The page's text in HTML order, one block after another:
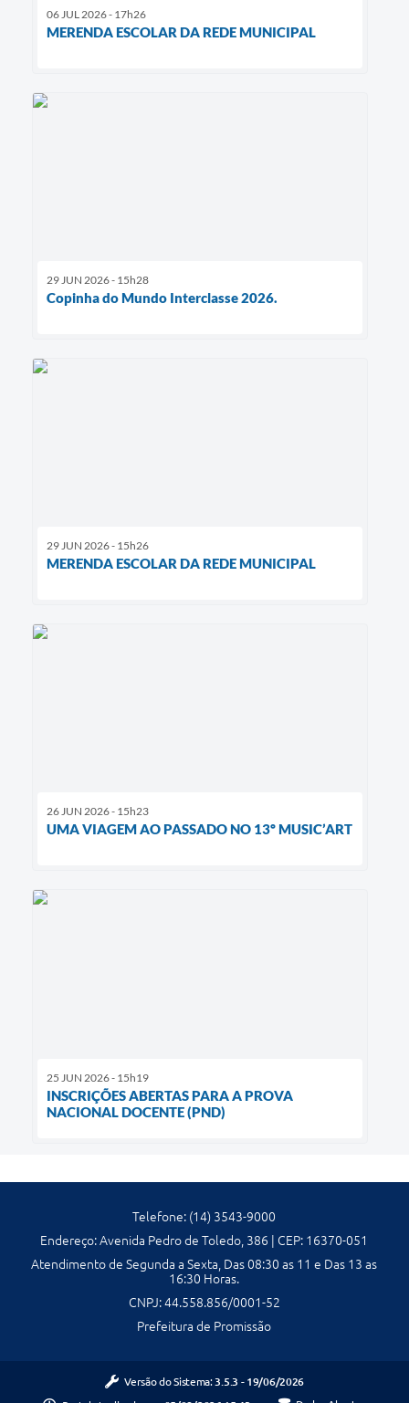
06 JUL 2026 - 17h26
MERENDA ESCOLAR DA REDE MUNICIPAL
29 JUN 2026 - 15h28
Copinha do Mundo Interclasse 2026.
29 JUN 2026 - 15h26
MERENDA ESCOLAR DA REDE MUNICIPAL
26 JUN 2026 - 15h23
UMA VIAGEM AO PASSADO NO 13º MUSIC’ART
25 JUN 2026 - 15h19
INSCRIÇÕES ABERTAS PARA A PROVA
NACIONAL DOCENTE (PND)
Telefone: (14) 3543-9000
Endereço: Avenida Pedro de Toledo, 386 | CEP: 16370-051
Atendimento de Segunda a Sexta, Das 08:30 as 11 e Das 13 as
16:30 Horas.
CNPJ: 44.558.856/0001-52
Prefeitura de Promissão
Versão do Sistema: 3.5.3 - 19/06/2026